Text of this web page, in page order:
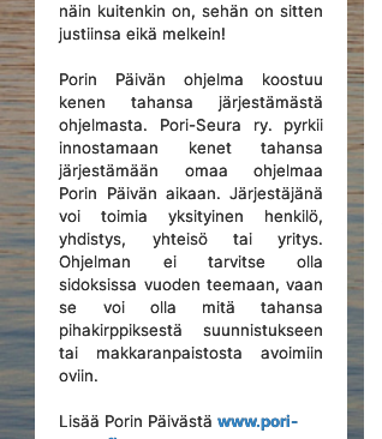
näin kuitenkin on, sehän on sitten
justiinsa eikä melkein!
Porin Päivän ohjelma koostuu
kenen tahansa järjestämästä
ohjelmasta. Pori-Seura ry. pyrkii
innostamaan kenet tahansa
järjestämään omaa ohjelmaa
Porin Päivän aikaan. Järjestäjänä
voi toimia yksityinen henkilö,
yhdistys, yhteisö tai yritys.
Ohjelman ei tarvitse olla
sidoksissa vuoden teemaan, vaan
se voi olla mitä tahansa
pihakirppiksestä suunnistukseen
tai makkaranpaistosta avoimiin
oviin.
Lisää Porin Päivästäwww.pori-